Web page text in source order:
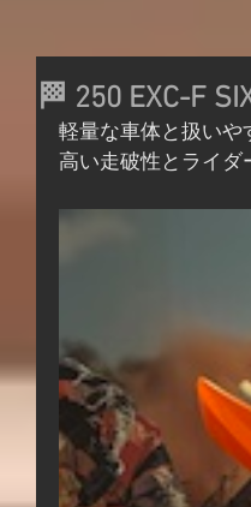
🏁 250 EXC-F
軽量な車体と扱いや
高い走破性とライ